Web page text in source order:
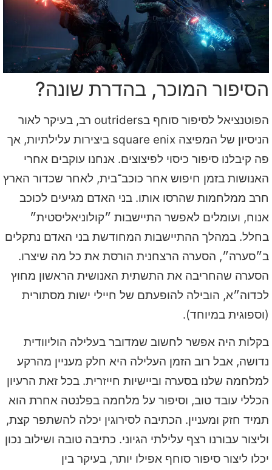
הסיפור המוכר, בהדרת שונה?
הפוטנציאל לסיפור סוחף בoutriders רב, בעיקר לאור
הניסיון של המפיצה square enix ביצירות עלילתיות, אך
פה קיבלנו סיפור כיסוי לפיצוצים. אנחנו עוקבים אחרי
האנושות בזמן חיפוש אחר כוכב־בית, לאחר שכדור הארץ
חרב ממלחמות שהרסו אותו. בני האדם מגיעים לכוכב
אנוח, ועומלים לאפשר התיישבות ״קולוניאליסטית״
בחלל. במהלך ההתיישבות המחודשת בני האדם נתקלים
ב״סערה״, הסערה הרצחנית הורסת את כל מה שיצרו.
הסערה שהחריבה את התשתית האנושית הראשון מחוץ
לכדוה״א, הובילה להופעתם של חיילי ישות מסתורית
(וספוגית במיוחד).
בקלות היה אפשר לחשוב שמדובר בעלילה הוליוודית
נדושה, אבל רוב הזמן העלילה היא חלק מעניין מהרקע
למלחמה שלנו בסערה וביישיות חייזרית. בכל זאת הרעיון
הכללי עובד טוב, וסיפור על מלחמה בפלנטה אחרת הוא
תמיד חזק ומעניין. הכתיבה לסירוגין יכלה להשתפר קצת,
וליצור עבורנו רצף עלילתי הגיוני. כתיבה טובה ושילוב נכון
יכלו ליצור סיפור סוחף אפילו יותר, בעיקר בין